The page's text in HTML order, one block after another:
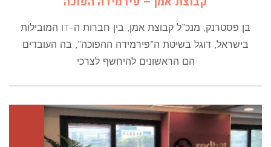
בן פסטרנק, מנכ”ל קבוצת אמן, בין חברות ה-IT המובילות
בישראל, דוגל בשיטת ה”פירמידה ההפוכה”, בה העובדים
הם הראשונים להיחשף לצרכי